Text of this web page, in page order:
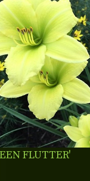
FLUTTER'